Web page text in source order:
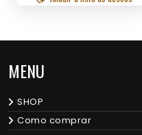
MENU
SHOP
Como comprar